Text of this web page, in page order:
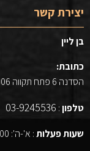
יצירת קשר
בן ליין
כתובת:
הסדנה 6 פתח תקווה 4913006
טלפון:
03-9245536
שעות פעלות: א'-ה': 17:00 - 08:00